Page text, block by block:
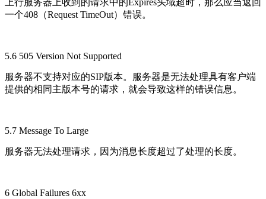
上行服务器上收到的请求中的Expires头域超时，那么应当返回
一个408（Request TimeOut）错误。
5.6 505 Version Not Supported
服务器不支持对应的SIP版本。服务器是无法处理具有客户端
提供的相同主版本号的请求，就会导致这样的错误信息。
5.7 Message To Large
服务器无法处理请求，因为消息长度超过了处理的长度。
6 Global Failures 6xx